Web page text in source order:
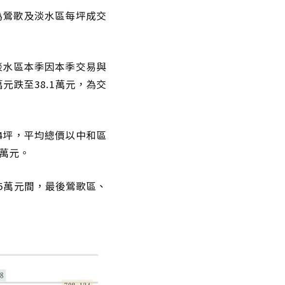
歌及淡水區每坪成交
區本季因本季交易與
跌至38.1萬元，為交
，平均總價以中和區
元。
元間，最後鶯歌區、